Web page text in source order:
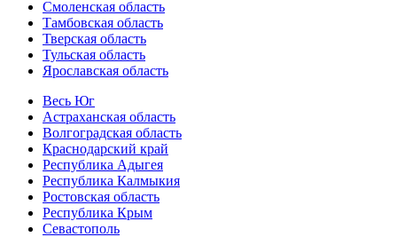
Смоленская область
Тамбовская область
Тверская область
Тульская область
Ярославская область
Весь Юг
Астраханская область
Волгоградская область
Краснодарский край
Республика Адыгея
Республика Калмыкия
Ростовская область
Республика Крым
Севастополь